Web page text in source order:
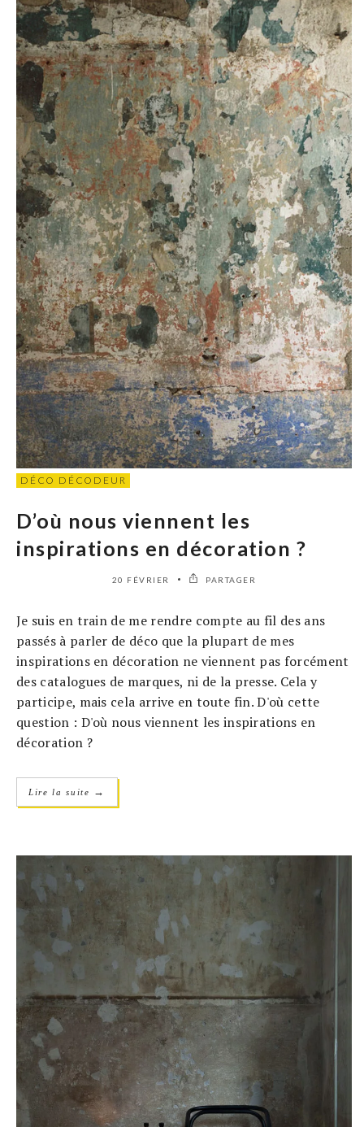
DÉCO DÉCODEUR
D’où nous viennent les
inspirations en décoration ?
20 FÉVRIER PARTAGER
Je suis en train de me rendre compte au fil des ans
passés à parler de déco que la plupart de mes
inspirations en décoration ne viennent pas forcément
des catalogues de marques, ni de la presse. Cela y
participe, mais cela arrive en toute fin. D'où cette
question : D'où nous viennent les inspirations en
décoration ?
Lire la suite →